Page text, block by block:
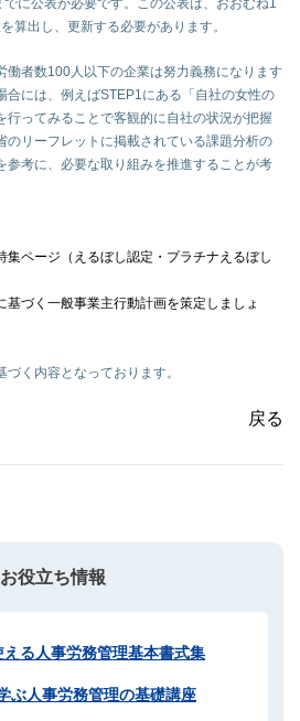
に公表が必要です。この公表は、おおむね1
算出し、更新する必要があります。
者数100人以下の企業は努力義務になります
合には、例えばSTEP1にある「自社の女性の
行ってみることで客観的に自社の状況が把握
のリーフレットに掲載されている課題分析の
参考に、必要な取り組みを推進することが考
集ページ（えるぼし認定・プラチナえるぼし
基づく一般事業主行動計画を策定しましょ
く内容となっております。
戻る
お役立ち情報
る人事労務管理基本書式集
ぶ人事労務管理の基礎講座